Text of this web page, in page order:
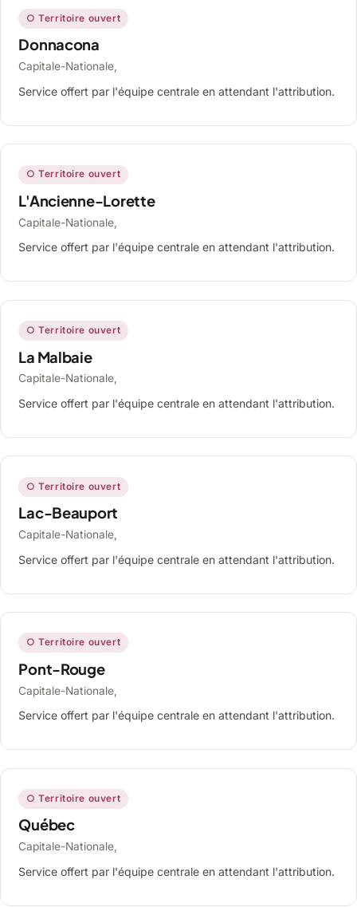
○ Territoire ouvert
Donnacona
Capitale-Nationale,
Service offert par l'équipe centrale en attendant l'attribution.
○ Territoire ouvert
L'Ancienne-Lorette
Capitale-Nationale,
Service offert par l'équipe centrale en attendant l'attribution.
○ Territoire ouvert
La Malbaie
Capitale-Nationale,
Service offert par l'équipe centrale en attendant l'attribution.
○ Territoire ouvert
Lac-Beauport
Capitale-Nationale,
Service offert par l'équipe centrale en attendant l'attribution.
○ Territoire ouvert
Pont-Rouge
Capitale-Nationale,
Service offert par l'équipe centrale en attendant l'attribution.
○ Territoire ouvert
Québec
Capitale-Nationale,
Service offert par l'équipe centrale en attendant l'attribution.